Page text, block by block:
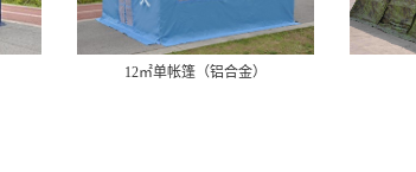
12㎡单帐篷（铝合金）